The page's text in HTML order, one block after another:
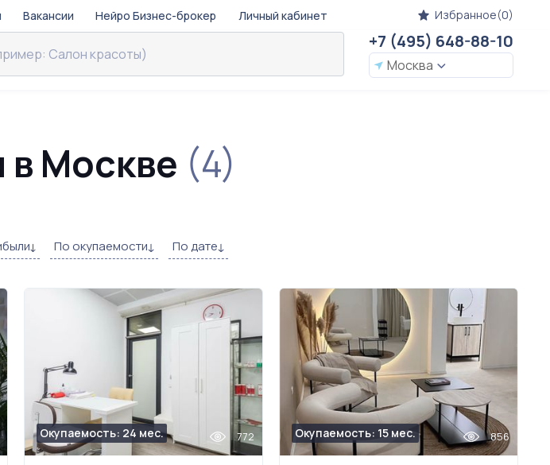
Вакансии Нейро Бизнес-брокер Личный кабинет Избранное(0)
+7 (495) 648-88-10
Москва
Москве (4)
По окупаемости По дате
Окупаемость: 24 мес. 772 Окупаемость: 15 мес. 856